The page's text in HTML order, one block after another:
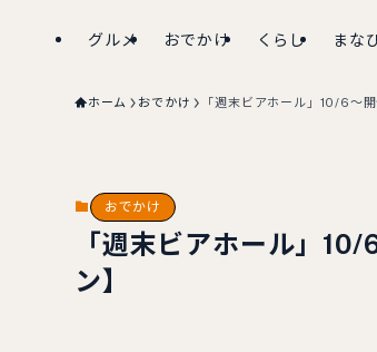
グルメ おでかけ くらし まな
ホーム おでかけ 「週末ビアホール」10/6～
おでかけ
「週末ビアホール」
ン】